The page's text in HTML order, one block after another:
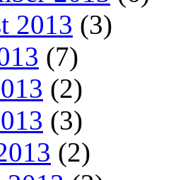
2013 (3)
(7)
(2)
(3)
(2)